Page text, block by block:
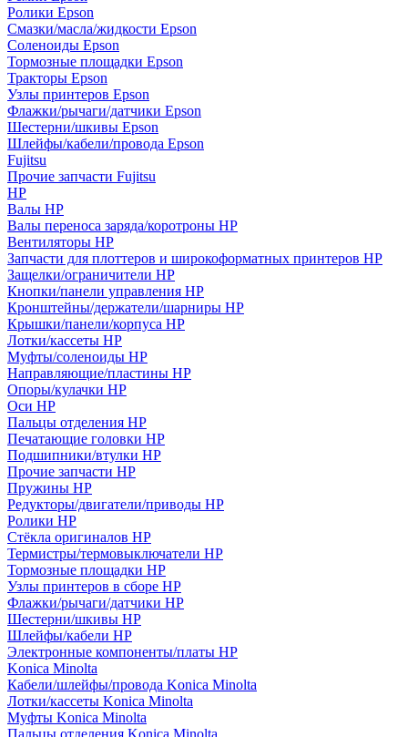
Ролики Epson
Смазки/масла/жидкости Epson
Соленоиды Epson
Тормозные площадки Epson
Тракторы Epson
Узлы принтеров Epson
Флажки/рычаги/датчики Epson
Шестерни/шкивы Epson
Шлейфы/кабели/провода Epson
Fujitsu
Прочие запчасти Fujitsu
HP
Валы HP
Валы переноса заряда/коротроны HP
Вентиляторы HP
Запчасти для плоттеров и широкоформатных принтеров HP
Защелки/ограничители HP
Кнопки/панели управления HP
Кронштейны/держатели/шарниры HP
Крышки/панели/корпуса HP
Лотки/кассеты HP
Муфты/соленоиды HP
Направляющие/пластины HP
Опоры/кулачки HP
Оси HP
Пальцы отделения HP
Печатающие головки HP
Подшипники/втулки HP
Прочие запчасти HP
Пружины HP
Редукторы/двигатели/приводы HP
Ролики HP
Стёкла оригиналов HP
Термистры/термовыключатели HP
Тормозные площадки HP
Узлы принтеров в сборе HP
Флажки/рычаги/датчики HP
Шестерни/шкивы HP
Шлейфы/кабели HP
Электронные компоненты/платы HP
Konica Minolta
Кабели/шлейфы/провода Konica Minolta
Лотки/кассеты Konica Minolta
Муфты Konica Minolta
Пальцы отделения Konica Minolta